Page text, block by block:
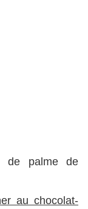
de palme de
au chocolat-